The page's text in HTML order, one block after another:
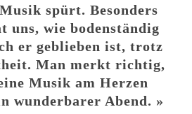
spürt. Besonders
uns, wie bodenständig
er geblieben ist, trotz
Man merkt richtig,
Musik am Herzen
wunderbarer Abend. »